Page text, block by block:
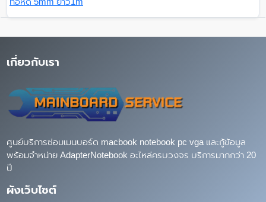
เกี่ยวกับเรา
ศูนย์บริการซ่อมเมนบอร์ด macbook notebook pc vga และกู้ข้อมูล
พร้อมจำหน่าย AdapterNotebook อะไหล่ครบวงจร บริการมากกว่า 20
ปี
ผังเว็บไซต์